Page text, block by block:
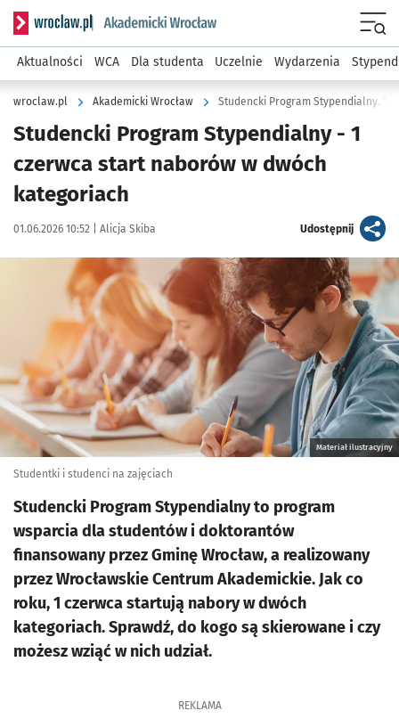
Serwis informacyjny wroclaw.pl podserwis: Akademicki
Aktualności WCA Dla studenta Uczelnie Wydarzenia
wroclaw.pl Akademicki Wrocław Studencki Program Stypendialny. 1
Studencki Program Stypendialny - 1
czerwca start naborów w dwóch
kategoriach
Data publikacji:
01.06.2026 10:52 | Autor:
Alicja Skiba Udostępnijartykuł
Kliknij, aby powiększyć
Materiał ilustracyjny
Studentki i studenci na zajęciach
Studencki Program Stypendialny to program
wsparcia dla studentów i doktorantów
finansowany przez Gminę Wrocław, a realizowany
przez Wrocławskie Centrum Akademickie. Jak co
roku, 1 czerwca startują nabory w dwóch
kategoriach. Sprawdź, do kogo są skierowane i czy
możesz wziąć w nich udział.
REKLAMA